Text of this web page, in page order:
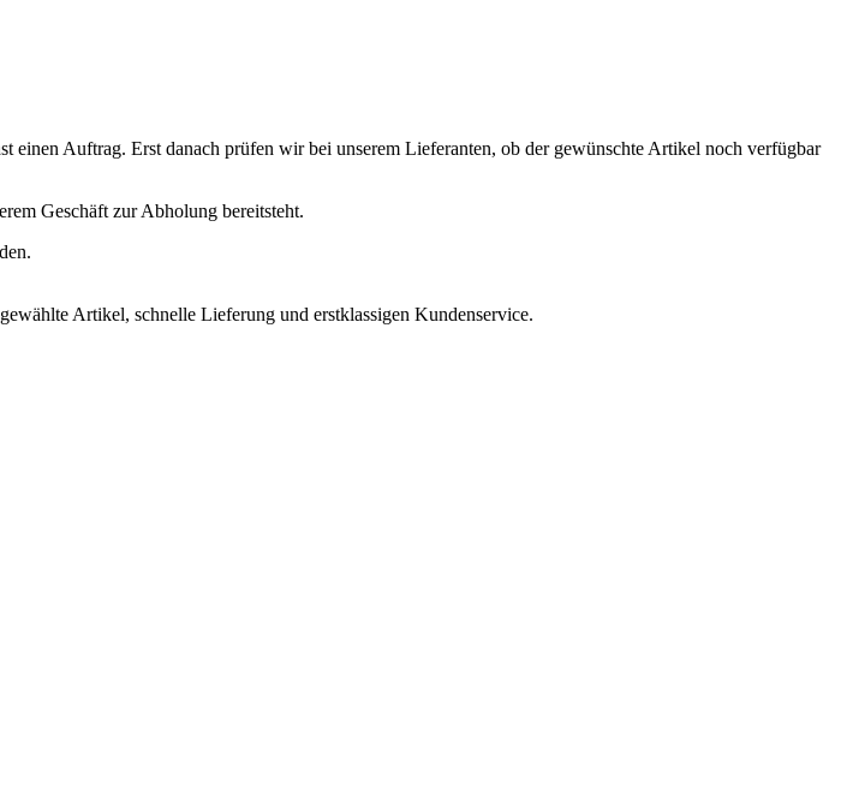
einen Auftrag. Erst danach prüfen wir bei unserem Lieferanten, ob der gewünschte Artikel noch verfügbar
Geschäft zur Abholung bereitsteht.
Artikel, schnelle Lieferung und erstklassigen Kundenservice.